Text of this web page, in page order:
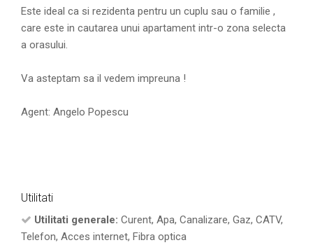
Este ideal ca si rezidenta pentru un cuplu sau o familie ,
care este in cautarea unui apartament intr-o zona selecta
a orasului.
Va asteptam sa il vedem impreuna !
Agent: Angelo Popescu
Utilitati
Utilitati generale: Curent, Apa, Canalizare, Gaz, CATV,
Telefon, Acces internet, Fibra optica